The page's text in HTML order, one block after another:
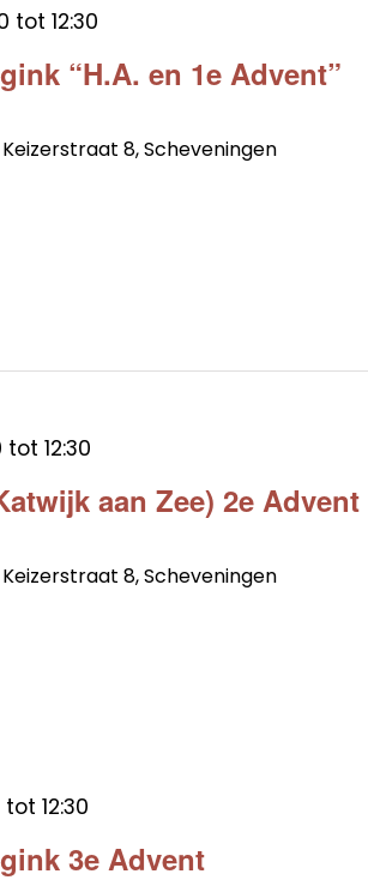
“H.A. en 1e Advent”
tot 12:30
Keizerstraat 8, Scheveningen
aan Zee) 2e Advent
tot 12:30
Keizerstraat 8, Scheveningen
3e Advent
tot 12:30